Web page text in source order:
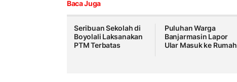
Baca Juga
Seribuan Sekolah di
Boyolali Laksanakan
PTM Terbatas
Puluhan Warga
Banjarmasin Lapor
Ular Masuk ke Rumah